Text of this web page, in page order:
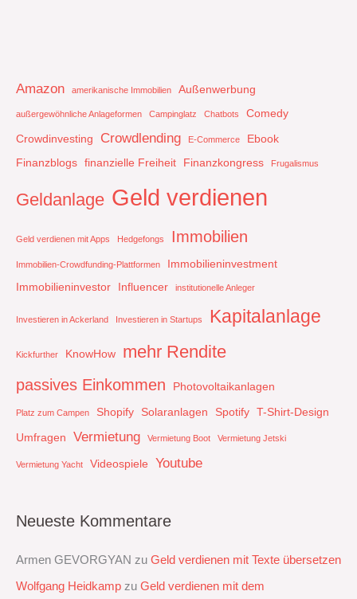
Amazon amerikanische Immobilien Außenwerbung
außergewöhnliche Anlageformen Campinglatz Chatbots
Comedy
Crowdinvesting
Crowdlending E-Commerce
Ebook
Finanzblogs finanzielle Freiheit Finanzkongress Frugalismus
Geldanlage Geld verdienen
Geld verdienen mit Apps Hedgefongs Immobilien
Immobilien-Crowdfunding-Plattformen
Immobilieninvestment
Immobilieninvestor
Influencer institutionelle Anleger
Investieren in Ackerland Investieren in Startups Kapitalanlage
Kickfurther KnowHow mehr Rendite
passives Einkommen Photovoltaikanlagen
Platz zum Campen Shopify Solaranlagen Spotify T-Shirt-Design
Umfragen
Vermietung Vermietung Boot Vermietung Jetski
Vermietung Yacht Videospiele Youtube
Neueste Kommentare
Armen GEVORGYAN zu Geld verdienen mit Texte übersetzen
Wolfgang Heidkamp zu Geld verdienen mit dem